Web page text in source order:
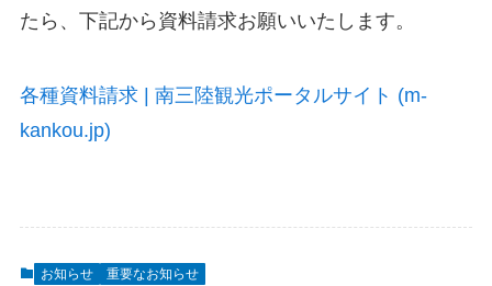
たら、下記から資料請求お願いいたします。
各種資料請求 | 南三陸観光ポータルサイト (m-
kankou.jp)
お知らせ 重要なお知らせ